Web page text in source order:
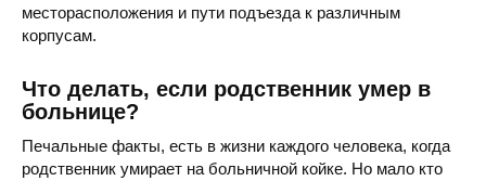
месторасположения и пути подъезда к различным
корпусам.
Что делать, если родственник умер в
больнице?
Печальные факты, есть в жизни каждого человека, когда
родственник умирает на больничной койке. Но мало кто